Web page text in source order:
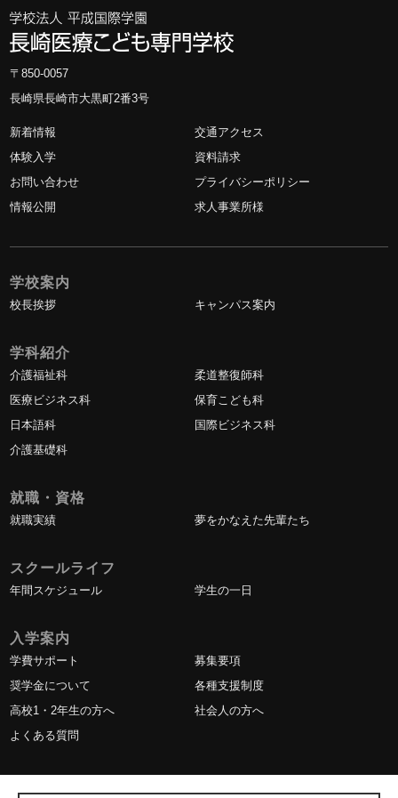
〒850-0057
長崎県長崎市大黒町2番3号
新着情報
交通アクセス
体験入学
資料請求
お問い合わせ
プライバシーポリシー
情報公開
求人事業所様
学校案内
校長挨拶 キャンパス案内
学科紹介
介護福祉科
柔道整復師科
医療ビジネス科
保育こども科
日本語科
国際ビジネス科
介護基礎科
就職・資格
就職実績 夢をかなえた先輩たち
スクールライフ
年間スケジュール 学生の一日
入学案内
学費サポート
募集要項
奨学金について
各種支援制度
高校1・2年生の方へ
社会人の方へ
よくある質問